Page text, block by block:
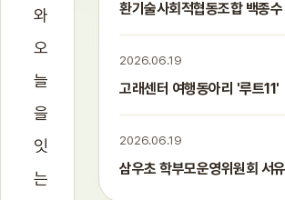
와
오
늘
을
잇
는
환기술사회적협동조합 백종수
2026.06.19
고래센터 여행동아리 '루트11'
2026.06.19
삼우초 학부모운영위원회 서